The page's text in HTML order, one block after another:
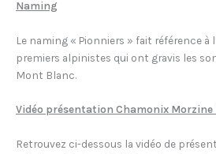
Naming
Le naming « Pionniers » fait référence à
premiers alpinistes qui ont gravis les
Mont Blanc.
Vidéo présentation Chamonix Morzine
Retrouvez ci-dessous la vidéo de